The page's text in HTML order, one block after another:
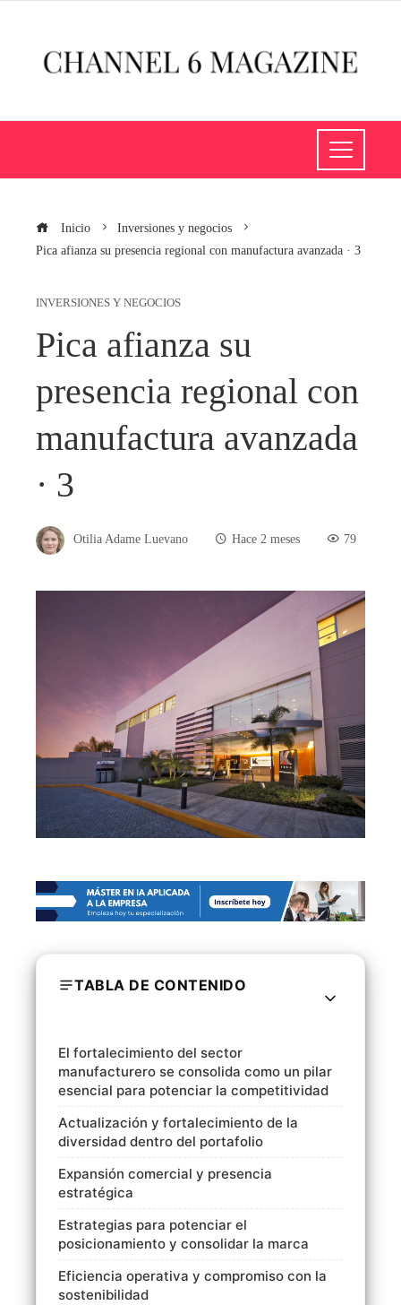
Inicio
Inversiones y negocios
Pica afianza su presencia regional con manufactura avanzada · 3
INVERSIONES Y NEGOCIOS
Pica afianza su
presencia regional con
manufactura avanzada
· 3
Otilia Adame Luevano Hace 2 meses 79
TABLA DE CONTENIDO
El fortalecimiento del sector
manufacturero se consolida como un pilar
esencial para potenciar la competitividad
Actualización y fortalecimiento de la
diversidad dentro del portafolio
Expansión comercial y presencia
estratégica
Estrategias para potenciar el
posicionamiento y consolidar la marca
Eficiencia operativa y compromiso con la
sostenibilidad